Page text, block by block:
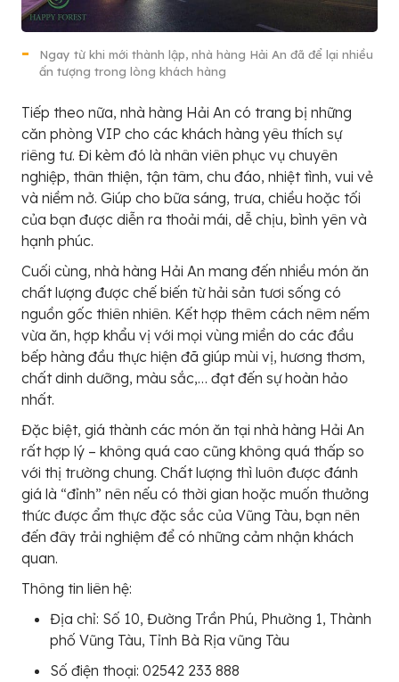
Ngay từ khi mới thành lập, nhà hàng Hải An đã để lại nhiều
ấn tượng trong lòng khách hàng
Tiếp theo nữa, nhà hàng Hải An có trang bị những
căn phòng VIP cho các khách hàng yêu thích sự
riêng tư. Đi kèm đó là nhân viên phục vụ chuyên
nghiệp, thân thiện, tận tâm, chu đáo, nhiệt tình, vui vẻ
và niềm nở. Giúp cho bữa sáng, trưa, chiều hoặc tối
của bạn được diễn ra thoải mái, dễ chịu, bình yên và
hạnh phúc.
Cuối cùng, nhà hàng Hải An mang đến nhiều món ăn
chất lượng được chế biến từ hải sản tươi sống có
nguồn gốc thiên nhiên. Kết hợp thêm cách nêm nếm
vừa ăn, hợp khẩu vị với mọi vùng miền do các đầu
bếp hàng đầu thực hiện đã giúp mùi vị, hương thơm,
chất dinh dưỡng, màu sắc,… đạt đến sự hoàn hảo
nhất.
Đặc biệt, giá thành các món ăn tại nhà hàng Hải An
rất hợp lý – không quá cao cũng không quá thấp so
với thị trường chung. Chất lượng thì luôn được đánh
giá là “đỉnh” nên nếu có thời gian hoặc muốn thưởng
thức được ẩm thực đặc sắc của Vũng Tàu, bạn nên
đến đây trải nghiệm để có những cảm nhận khách
quan.
Thông tin liên hệ:
Địa chỉ: Số 10, Đường Trần Phú, Phường 1, Thành
phố Vũng Tàu, Tỉnh Bà Rịa vũng Tàu
Số điện thoại: 02542 233 888